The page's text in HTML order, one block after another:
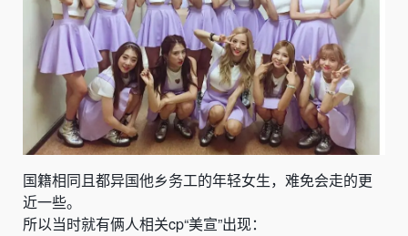
国籍相同且都异国他乡务工的年轻女生，难免会走的更
近一些。
所以当时就有俩人相关cp“美宣”出现：